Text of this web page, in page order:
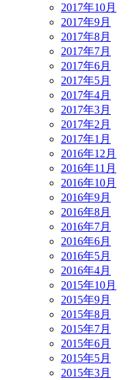
2017年10月
2017年9月
2017年8月
2017年7月
2017年6月
2017年5月
2017年4月
2017年3月
2017年2月
2017年1月
2016年12月
2016年11月
2016年10月
2016年9月
2016年8月
2016年7月
2016年6月
2016年5月
2016年4月
2015年10月
2015年9月
2015年8月
2015年7月
2015年6月
2015年5月
2015年3月